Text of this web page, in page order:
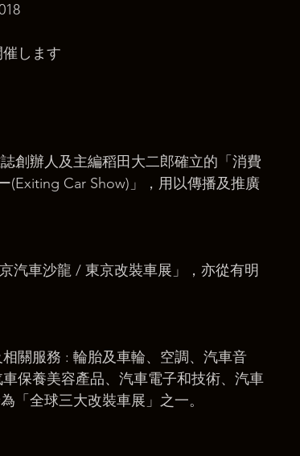
します
創辦人及主編稻田大二郎確立的「消費
(Exiting Car Show)」，用以傳播及推廣
汽車沙龍 / 東京改裝車展」，亦從有明
關服務 : 輪胎及車輪、空調、汽車音
保養美容產品、汽車電子和技術、汽車
「全球三大改裝車展」之一。